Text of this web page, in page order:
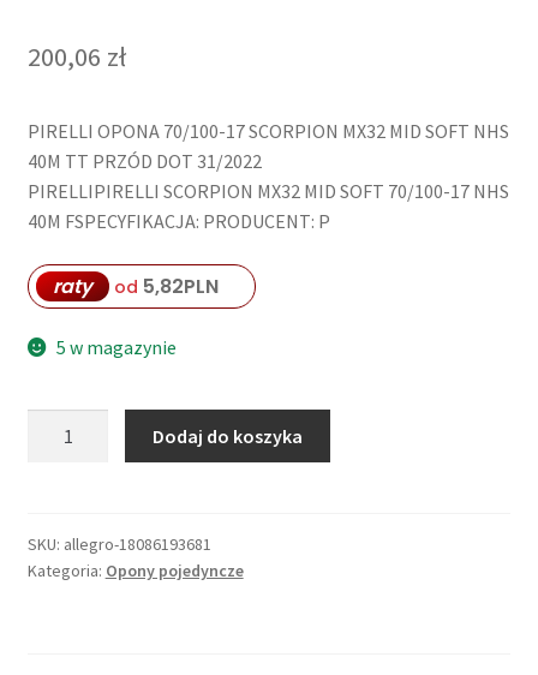
200,06 zł
PIRELLI OPONA 70/100-17 SCORPION MX32 MID SOFT NHS
40M TT PRZÓD DOT 31/2022
PIRELLIPIRELLI SCORPION MX32 MID SOFT 70/100-17 NHS
40M FSPECYFIKACJA: PRODUCENT: P
raty od 5,82PLN
5 w magazynie
17
SCORPION
Dodaj do koszyka
SKU: allegro-18086193681
Kategoria: Opony pojedyncze